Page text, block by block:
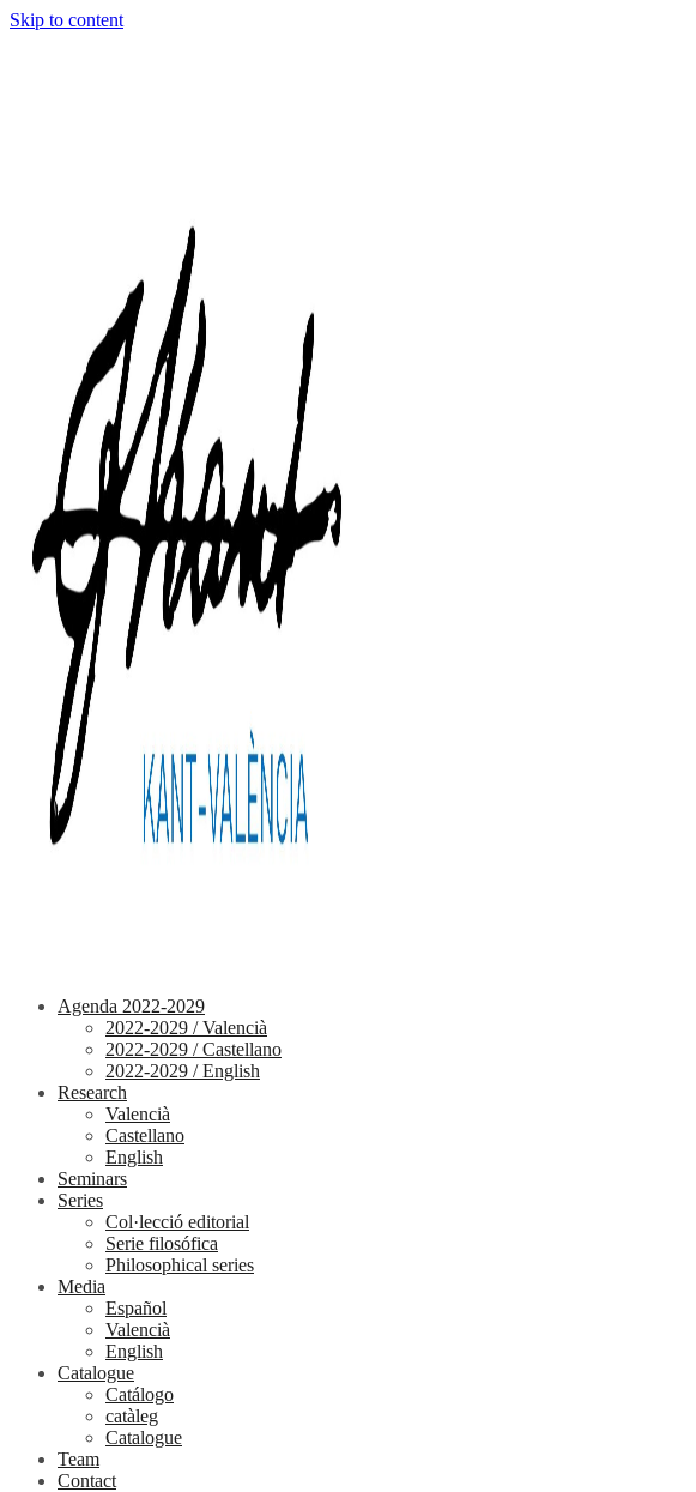
Skip to content
Agenda 2022-2029
2022-2029 / Valencià
2022-2029 / Castellano
2022-2029 / English
Research
Valencià
Castellano
English
Seminars
Series
Col·lecció editorial
Serie filosófica
Philosophical series
Media
Español
Valencià
English
Catalogue
Catálogo
catàleg
Catalogue
Team
Contact